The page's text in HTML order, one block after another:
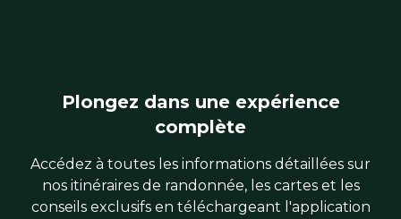
Plongez dans une expérience
complète
Accédez à toutes les informations détaillées sur
nos itinéraires de randonnée, les cartes et les
conseils exclusifs en téléchargeant l'application